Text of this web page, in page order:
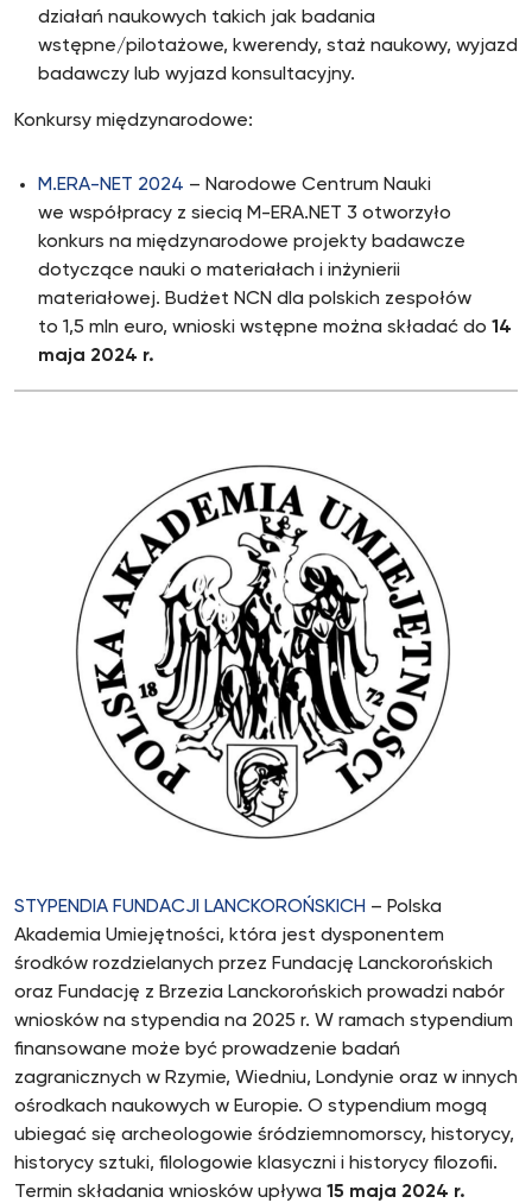
działań naukowych takich jak badania
wstępne/pilotażowe, kwerendy, staż naukowy, wyjazd
badawczy lub wyjazd konsultacyjny.
Konkursy międzynarodowe:
M.ERA-NET 2024 – Narodowe Centrum Nauki
we współpracy z siecią M-ERA.NET 3 otworzyło
konkurs na międzynarodowe projekty badawcze
dotyczące nauki o materiałach i inżynierii
materiałowej. Budżet NCN dla polskich zespołów
to 1,5 mln euro, wnioski wstępne można składać do 14
maja 2024 r.
STYPENDIA FUNDACJI LANCKOROŃSKICH – Polska
Akademia Umiejętności, która jest dysponentem
środków rozdzielanych przez Fundację Lanckorońskich
oraz Fundację z Brzezia Lanckorońskich prowadzi nabór
wniosków na stypendia na 2025 r. W ramach stypendium
finansowane może być prowadzenie badań
zagranicznych w Rzymie, Wiedniu, Londynie oraz w innych
ośrodkach naukowych w Europie. O stypendium mogą
ubiegać się archeologowie śródziemnomorscy, historycy,
historycy sztuki, filologowie klasyczni i historycy filozofii.
Termin składania wniosków upływa 15 maja 2024 r.